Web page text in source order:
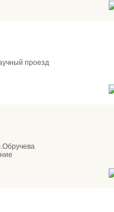
проезд